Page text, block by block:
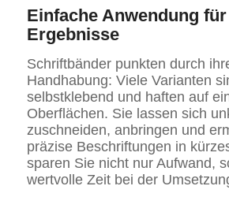
Einfache Anwendung
Ergebnisse
Schriftbänder punkten durch
Handhabung: Viele Varianten
selbstklebend und haften auf
Oberflächen. Sie lassen sich
zuschneiden, anbringen und
präzise Beschriftungen in
sparen Sie nicht nur Aufwand,
wertvolle Zeit bei der